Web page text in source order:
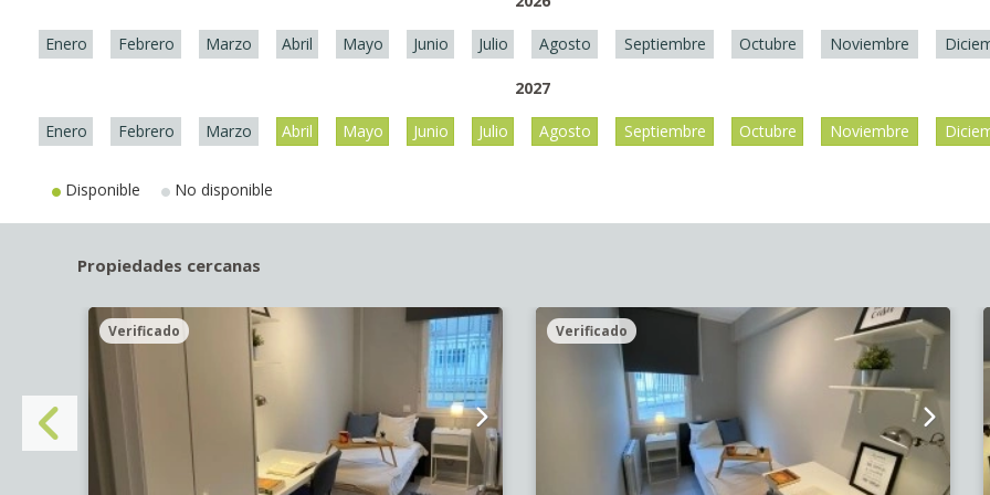
Enero Febrero Marzo Abril Mayo Junio Julio Agosto Septiembre Octubre Noviembre
2027
Enero Febrero Marzo Abril Mayo Junio Julio Agosto Septiembre Octubre Noviembre
Disponible No disponible
Propiedades cercanas
Verificado Verificado